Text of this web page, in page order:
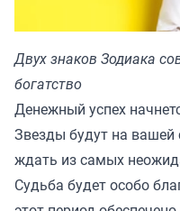
Двух знаков Зодиака
богатство
Денежный успех
Звезды будут на вашей
ждать из самых
Судьба будет особо